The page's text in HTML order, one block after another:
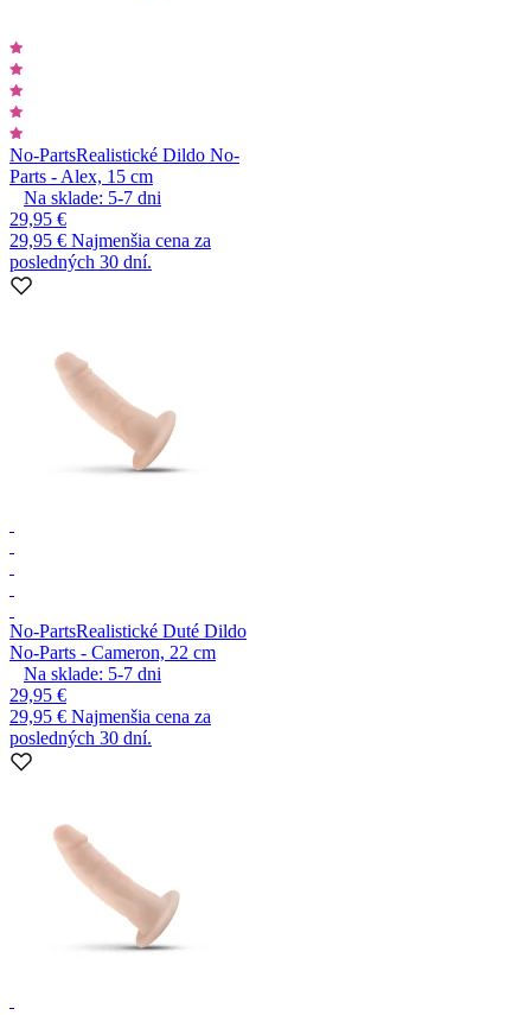
No-PartsRealistické Dildo No-
Parts - Alex, 15 cm
Na sklade: 5-7 dni
29,95 €
29,95 € Najmenšia cena za
posledných 30 dní.
No-PartsRealistické Duté Dildo
No-Parts - Cameron, 22 cm
Na sklade: 5-7 dni
29,95 €
29,95 € Najmenšia cena za
posledných 30 dní.